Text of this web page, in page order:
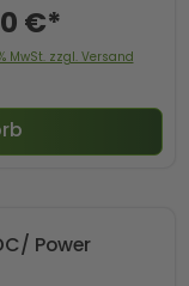
€*
MwSt. zzgl. Versand
Power